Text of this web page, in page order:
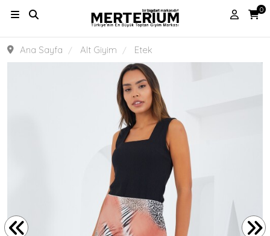
0
Ana Sayfa Alt Giyim Etek